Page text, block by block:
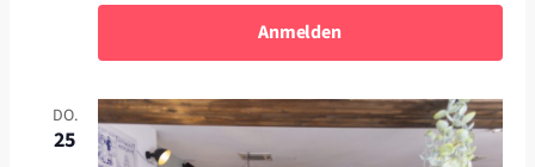
Anmelden
DO.
25